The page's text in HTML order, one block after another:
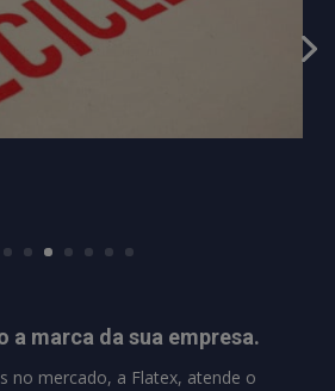
a marca da sua empresa.
no mercado, a Flatex, atende o